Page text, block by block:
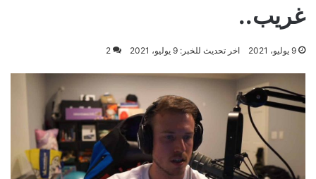
غريب..
9 يوليو، 2021 اخر تحديث للخبر: 9 يوليو، 2021 2